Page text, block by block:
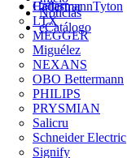
HellermannTyton
LTX
MEGGER
Miguélez
NEXANS
OBO Bettermann
PHILIPS
PRYSMIAN
Salicru
Schneider Electric
Signify
Cadastrar
Notícias
eCatálogo